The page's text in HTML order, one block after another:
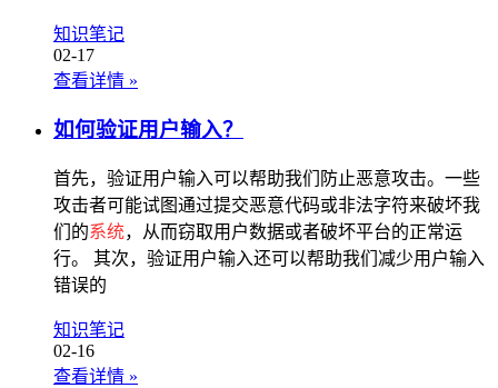
知识笔记
02-17
查看详情 »
如何验证用户输入？
首先，验证用户输入可以帮助我们防止恶意攻击。一些
攻击者可能试图通过提交恶意代码或非法字符来破坏我
们的系统，从而窃取用户数据或者破坏平台的正常运
行。 其次，验证用户输入还可以帮助我们减少用户输入
错误的
知识笔记
02-16
查看详情 »